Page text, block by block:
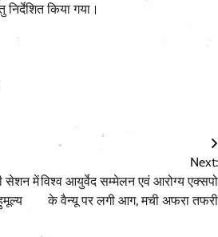
किया गया।
Share
सेशन में
Next:
विश्व आयुर्वेद सम्मेलन एवं आरोग्य एक्सपो
के वैन्यू पर लगी आग, मची अफरा तफरी